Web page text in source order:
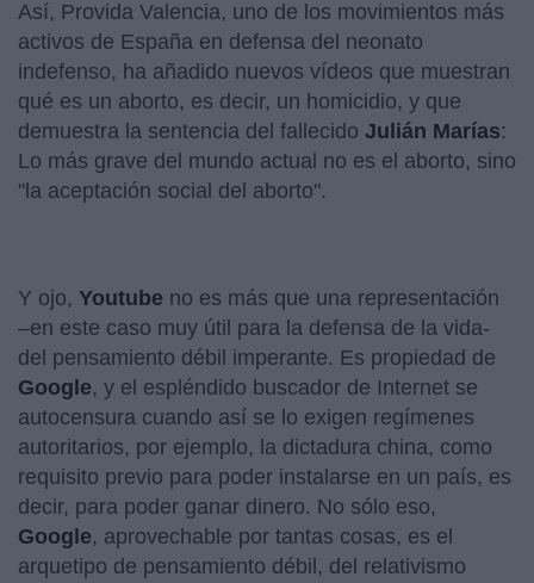
Así, Provida Valencia, uno de los movimientos más
activos de España en defensa del neonato
indefenso, ha añadido nuevos vídeos que muestran
qué es un aborto, es decir, un homicidio, y que
demuestra la sentencia del fallecido Julián Marías:
Lo más grave del mundo actual no es el aborto, sino
"la aceptación social del aborto".
Y ojo, Youtube no es más que una representación
–en este caso muy útil para la defensa de la vida-
del pensamiento débil imperante. Es propiedad de
Google, y el espléndido buscador de Internet se
autocensura cuando así se lo exigen regímenes
autoritarios, por ejemplo, la dictadura china, como
requisito previo para poder instalarse en un país, es
decir, para poder ganar dinero. No sólo eso,
Google, aprovechable por tantas cosas, es el
arquetipo de pensamiento débil, del relativismo